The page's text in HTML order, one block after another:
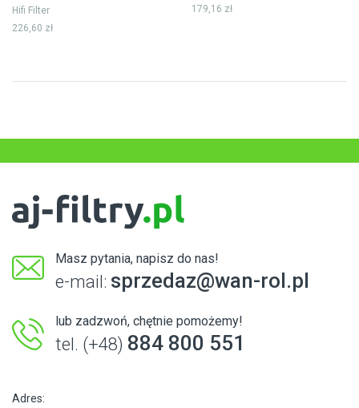
Hifi Filter
226,60 zł
179,16 zł
Masz pytania, napisz do nas!
e-mail: sprzedaz@wan-rol.pl
lub zadzwoń, chętnie pomożemy!
tel. (+48) 884 800 551
Adres: